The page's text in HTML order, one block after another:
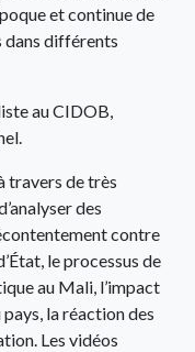
et continue de
dans différents
au CIDOB,
travers de très
des
contre
le processus de
au Mali, l’impact
la réaction des
Les vidéos